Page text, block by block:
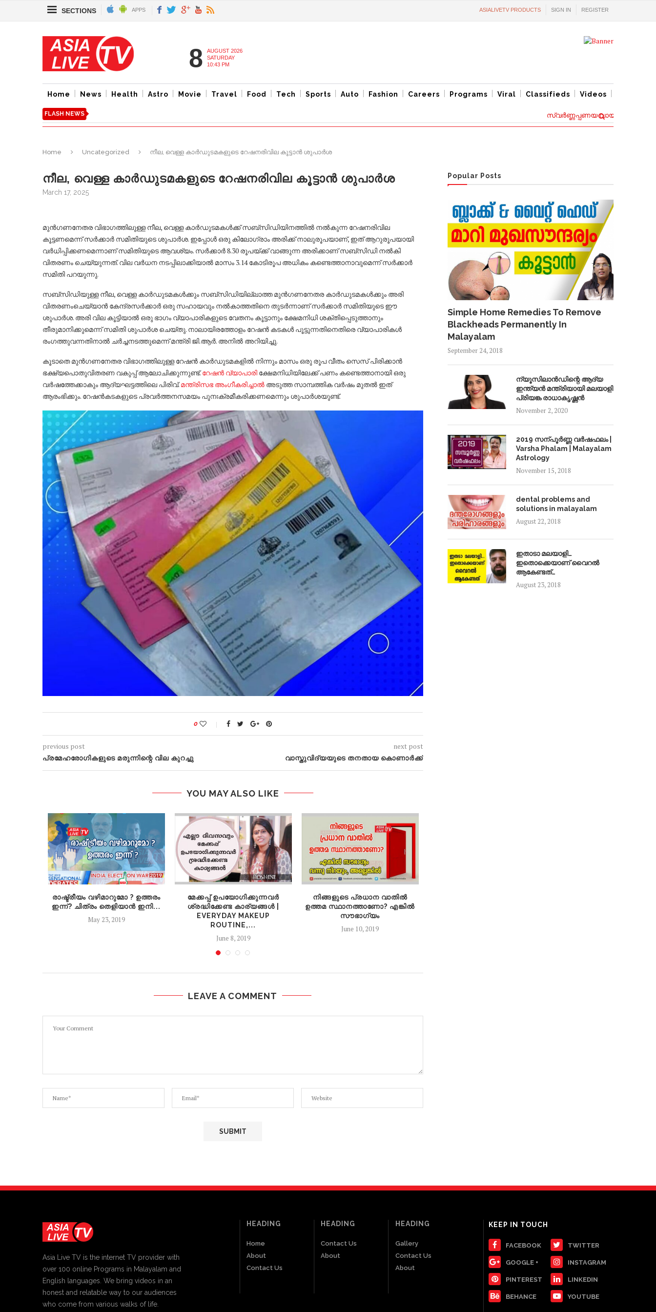
SECTIONS APPS ASIALIVETV PRODUCTS SIGN IN REGISTER
8
AUGUST 2026
SATURDAY
10:43 PM
Home News Health Astro Movie Travel Food Tech Sports Auto Fashion Careers Programs Viral Classifieds Videos
FLASH NEWS സ്വര്‍ണ്ണപ്പണയ വായ്പ്പകൾക്ക് പുതിയ
Home Uncategorized നീല, വെള്ള കാർഡുടമകളുടെ റേഷനരിവില കൂട്ടാൻ ശുപാർശ
നീല, വെള്ള കാർഡുടമകളുടെ റേഷനരിവില കൂട്ടാൻ ശുപാർശ
March 17, 2025
മുൻഗണനേതര വിഭാഗത്തിലുള്ള നീല, വെള്ള കാർഡുടമകൾക്ക് സബ്‌സിഡിയിനത്തിൽ നൽകുന്ന റേഷനരിവില
കൂട്ടണമെന്ന് സർക്കാർ സമിതിയുടെ ശുപാർശ. ഇപ്പോൾ ഒരു കിലോഗ്രാം അരിക്ക് നാലുരൂപയാണ്, ഇത് ആറുരൂപയായി
വർധിപ്പിക്കണമെന്നാണ് സമിതിയുടെ ആവശ്യം. സർക്കാർ 8.30 രൂപയ്ക്ക് വാങ്ങുന്ന അരിക്കാണ് സബ്സിഡി നൽകി
വിതരണം ചെയ്യുന്നത്. വില വർധന നടപ്പിലാക്കിയാൽ മാസം 3.14 കോടിരൂപ അധികം കണ്ടെത്താനാവുമെന്ന് സർക്കാർ
സമിതി പറയുന്നു.
സബ്‌സിഡിയുള്ള നീല, വെള്ള കാർഡുടമകൾക്കും സബ്‌സിഡിയില്ലാത്ത മുൻഗണനേതര കാർഡുടമകൾക്കും അരി
വിതരണംചെയ്യാൻ കേന്ദ്രസർക്കാർ ഒരു സഹായവും നൽകാത്തതിനെ തുടർന്നാണ് സർക്കാർ സമിതിയുടെ ഈ
ശുപാർശ. അരി വില കൂട്ടിയാൽ ഒരു ഭാഗം വ്യാപാരികളുടെ വേതനം കൂട്ടാനും ക്ഷേമനിധി ശക്തിപ്പെടുത്താനും
തീരുമാനിക്കുമെന്ന് സമിതി ശുപാർശ ചെയ്തു. നാലായിരത്തോളം റേഷൻ കടകൾ പൂട്ടുന്നതിനെതിരെ വ്യാപാരികൾ
രംഗത്തുവന്നതിനാൽ ചർച്ചനടത്തുമെന്ന് മന്ത്രി ജി.ആർ. അനിൽ അറിയിച്ചു.
കൂടാതെ മുൻഗണനേതര വിഭാഗത്തിലുള്ള റേഷൻ കാർഡുടമകളിൽ നിന്നും മാസം ഒരു രൂപ വീതം സെസ് പിരിക്കാൻ
ഭക്ഷ്യപൊതുവിതരണ വകുപ്പ് ആലോചിക്കുന്നുണ്ട്.റേഷൻ വ്യാപാരി ക്ഷേമനിധിയിലേക്ക് പണം കണ്ടെത്താനായി ഒരു
വർഷത്തേക്കാകും ആദ്യഘട്ടത്തിലെ പിരിവ്.മന്ത്രിസഭ അംഗീകരിച്ചാൽ അടുത്ത സാമ്പത്തിക വർഷം മുതൽ ഇത്
ആരംഭിക്കും. റേഷൻകടകളുടെ പ്രവർത്തനസമയം പുനഃക്രമീകരിക്കണമെന്നും ശുപാർശയുണ്ട്.
0
previous post
പ്രമേഹരോഗികളുടെ മരുന്നിന്റെ വില കുറച്ചു
next post
വാസ്തു‌വിദ്യയുടെ തനതായ കൊണാർക്ക്
YOU MAY ALSO LIKE
രാഷ്ട്രീയം വഴിമാറുമോ ? ഉത്തരം
ഇന്ന്? ചിത്രം തെളിയാൻ ഇനി...
May 23, 2019
മേക്കപ്പ് ഉപയോഗിക്കുന്നവർ
ശ്രദ്ധിക്കേണ്ട കാര്യങ്ങൾ |
EVERYDAY MAKEUP
ROUTINE,...
June 8, 2019
നിങ്ങളുടെ പ്രധാന വാതിൽ
ഉത്തമ സ്ഥാനത്താണോ? എങ്കിൽ
സൗഭാഗ്യം
June 10, 2019
LEAVE A COMMENT
Popular Posts
Simple Home Remedies To Remove
Blackheads Permanently In
Malayalam
September 24, 2018
ന്യൂസിലാൻഡിന്റെ ആദ്യ
ഇന്ത്യൻ മന്ത്രിയായി മലയാളി
പ്രിയങ്ക രാധാകൃഷ്ണൻ
November 2, 2020
2019 സന്പൂർണ്ണ വർഷഫലം |
Varsha Phalam | Malayalam
Astrology
November 15, 2018
dental problems and
solutions in malayalam
August 22, 2018
ഇതാടാ മലയാളി…
ഇതൊക്കെയാണ് വൈറൽ
ആകേണ്ടത്…
August 23, 2018
Asia Live TV is the internet TV provider with
over 100 online Programs in Malayalam and
English languages. We bring videos in an
honest and relatable way to our audiences
who come from various walks of life.
HEADING
Home
About
Contact Us
HEADING
Contact Us
About
HEADING
Gallery
Contact Us
About
KEEP IN TOUCH
FACEBOOK TWITTER
GOOGLE + INSTAGRAM
PINTEREST LINKEDIN
BEHANCE YOUTUBE